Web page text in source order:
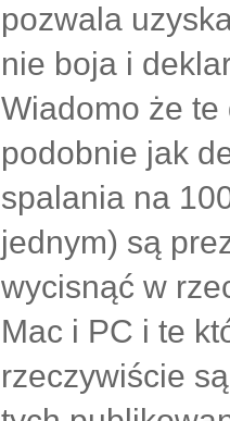
pozwala
nie boja i
Wiadomo że
podobnie jak
spalania na
jednym) są
wycisnąć w
Mac i PC i te
rzeczywiście